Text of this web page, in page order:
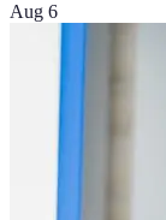
Aug 6